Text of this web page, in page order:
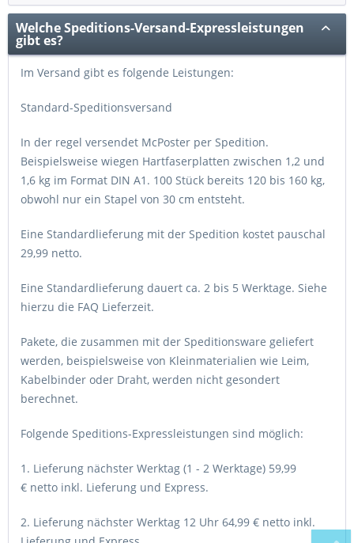
Welche Speditions-Versand-Expressleistungen
gibt es?
Im Versand gibt es folgende Leistungen:
Standard-Speditionsversand
In der regel versendet McPoster per Spedition.
Beispielsweise wiegen Hartfaserplatten zwischen 1,2 und
1,6 kg im Format DIN A1. 100 Stück bereits 120 bis 160 kg,
obwohl nur ein Stapel von 30 cm entsteht.
Eine Standardlieferung mit der Spedition kostet pauschal
29,99 netto.
Eine Standardlieferung dauert ca. 2 bis 5 Werktage. Siehe
hierzu die FAQ Lieferzeit.
Pakete, die zusammen mit der Speditionsware geliefert
werden, beispielsweise von Kleinmaterialien wie Leim,
Kabelbinder oder Draht, werden nicht gesondert
berechnet.
Folgende Speditions-Expressleistungen sind möglich:
1. Lieferung nächster Werktag (1 - 2 Werktage) 59,99
€ netto inkl. Lieferung und Express.
2. Lieferung nächster Werktag 12 Uhr 64,99 € netto inkl.